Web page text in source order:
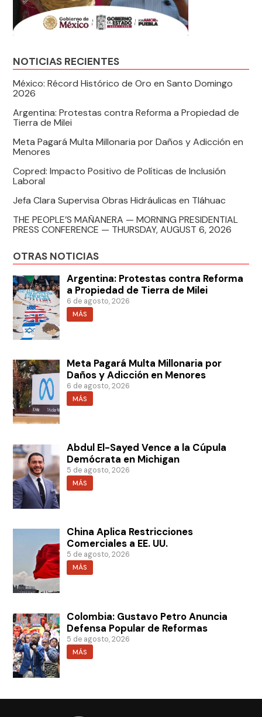
NOTICIAS RECIENTES
México: Récord Histórico de Oro en Santo Domingo
2026
Argentina: Protestas contra Reforma a Propiedad de
Tierra de Milei
Meta Pagará Multa Millonaria por Daños y Adicción en
Menores
Copred: Impacto Positivo de Políticas de Inclusión
Laboral
Jefa Clara Supervisa Obras Hidráulicas en Tláhuac
THE PEOPLE’S MAÑANERA — MORNING PRESIDENTIAL
PRESS CONFERENCE — THURSDAY, AUGUST 6, 2026
OTRAS NOTICIAS
Argentina: Protestas contra Reforma
a Propiedad de Tierra de Milei
6 de agosto, 2026
MÁS
Meta Pagará Multa Millonaria por
Daños y Adicción en Menores
6 de agosto, 2026
MÁS
Abdul El-Sayed Vence a la Cúpula
Demócrata en Michigan
5 de agosto, 2026
MÁS
China Aplica Restricciones
Comerciales a EE. UU.
5 de agosto, 2026
MÁS
Colombia: Gustavo Petro Anuncia
Defensa Popular de Reformas
5 de agosto, 2026
MÁS